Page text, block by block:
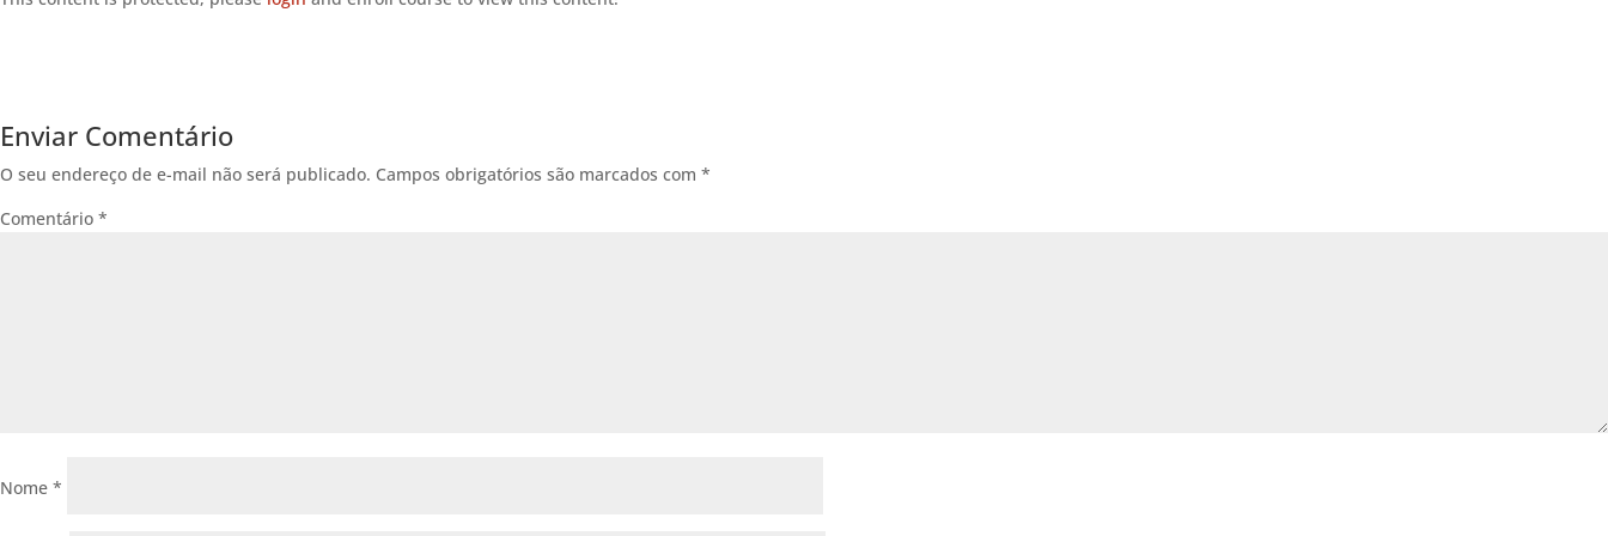
Enviar Comentário
O seu endereço de e-mail não será publicado. Campos obrigatórios são marcados com *
Comentário *
Nome *